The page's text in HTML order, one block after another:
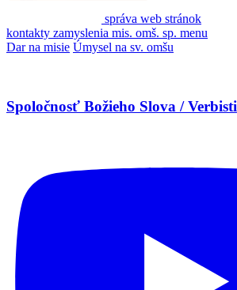
správa web stránok
kontakty zamyslenia mis. omš. sp. menu
Dar na misie Úmysel na sv. omšu
Spoločnosť Božieho Slova / Verbisti